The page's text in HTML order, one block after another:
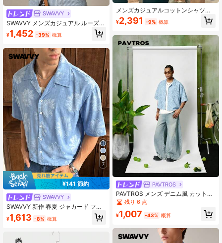
SWAVVY
SWAVVY メンズカジュアル ルーズフ
ィット 半袖 織りシャツ、ファッショ
ナブルな日常着
¥1,452 -39% 概算
7
¥141 節約
SWAVVY
SWAVVY 新作 春夏 ジャカード フロ
ーラル ブルー&ホワイト カジュアル
バケーション パーティー 半袖シャツ
¥1,613 -8% 概算
メンズカジュアルコットンシャツ、
無地、快適、多ポケット、レトロス
タイル、デイリーウェアに適し、春
¥2,391 -9% 概算
PAVTROS
PAVTROS メンズ デニム風 カットア
ウト ルーズ 半袖シャツ ライトブル
ー 夏 ストリートウェア シティブレ
イク パウダーブルー ボタンアップ
残り 6 点
¥1,007 -43% 概算